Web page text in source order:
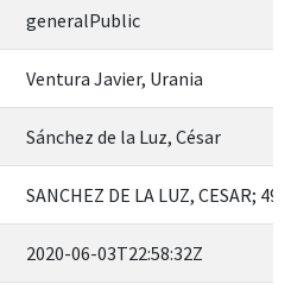
generalPublic
Ventura Javier, Urania
Sánchez de la Luz, César
SANCHEZ DE LA LUZ, CESAR;
2020-06-03T22:58:32Z